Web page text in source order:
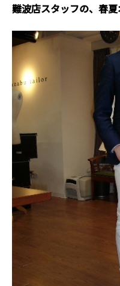
難波店スタッフの、春夏